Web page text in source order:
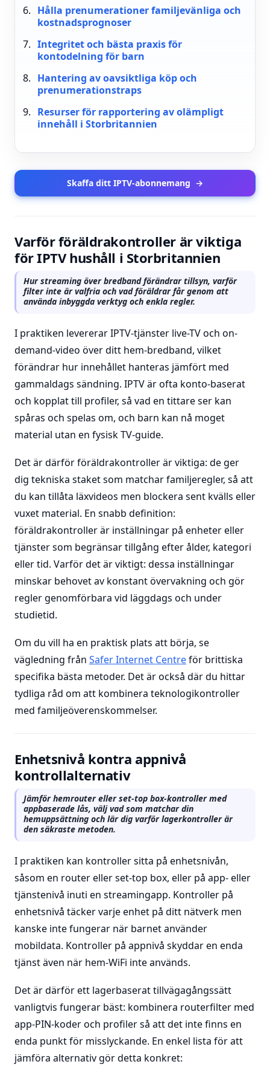
Hålla prenumerationer familjevänliga och
kostnadsprognoser
Integritet och bästa praxis för
kontodelning för barn
Hantering av oavsiktliga köp och
prenumerationstraps
Resurser för rapportering av olämpligt
innehåll i Storbritannien
Skaffa ditt IPTV-abonnemang →
Varför föräldrakontroller är viktiga
för IPTV hushåll i Storbritannien
Hur streaming över bredband förändrar tillsyn, varför
filter inte är valfria och vad föräldrar får genom att
använda inbyggda verktyg och enkla regler.
I praktiken levererar IPTV-tjänster live-TV och on-
demand-video över ditt hem-bredband, vilket
förändrar hur innehållet hanteras jämfört med
gammaldags sändning. IPTV är ofta konto-baserat
och kopplat till profiler, så vad en tittare ser kan
spåras och spelas om, och barn kan nå moget
material utan en fysisk TV-guide.
Det är därför föräldrakontroller är viktiga: de ger
dig tekniska staket som matchar familjeregler, så att
du kan tillåta läxvideos men blockera sent kvälls eller
vuxet material. En snabb definition:
föräldrakontroller är inställningar på enheter eller
tjänster som begränsar tillgång efter ålder, kategori
eller tid. Varför det är viktigt: dessa inställningar
minskar behovet av konstant övervakning och gör
regler genomförbara vid läggdags och under
studietid.
Om du vill ha en praktisk plats att börja, se
vägledning från Safer Internet Centreför brittiska
specifika bästa metoder. Det är också där du hittar
tydliga råd om att kombinera teknologikontroller
med familjeöverenskommelser.
Enhetsnivå kontra appnivå
kontrollalternativ
Jämför hemrouter eller set-top box-kontroller med
appbaserade lås, välj vad som matchar din
hemuppsättning och lär dig varför lagerkontroller är
den säkraste metoden.
I praktiken kan kontroller sitta på enhetsnivån,
såsom en router eller set-top box, eller på app- eller
tjänstenivå inuti en streamingapp. Kontroller på
enhetsnivå täcker varje enhet på ditt nätverk men
kanske inte fungerar när barnet använder
mobildata. Kontroller på appnivå skyddar en enda
tjänst även när hem-WiFi inte används.
Det är därför ett lagerbaserat tillvägagångssätt
vanligtvis fungerar bäst: kombinera routerfilter med
app-PIN-koder och profiler så att det inte finns en
enda punkt för misslyckande. En enkel lista för att
jämföra alternativ gör detta konkret: